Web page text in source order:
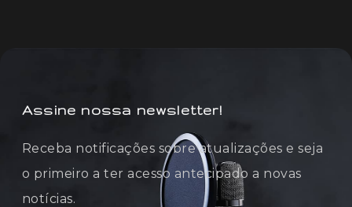
Assine nossa newsletter!
Receba notificações sobre atualizações e seja
o primeiro a ter acesso antecipado a novas
notícias.